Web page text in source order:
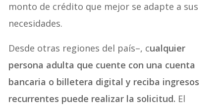
monto de crédito que mejor se adapte a sus
necesidades.
Desde otras regiones del país–, cualquier
persona adulta que cuente con una cuenta
bancaria o billetera digital y reciba ingresos
recurrentes puede realizar la solicitud. El